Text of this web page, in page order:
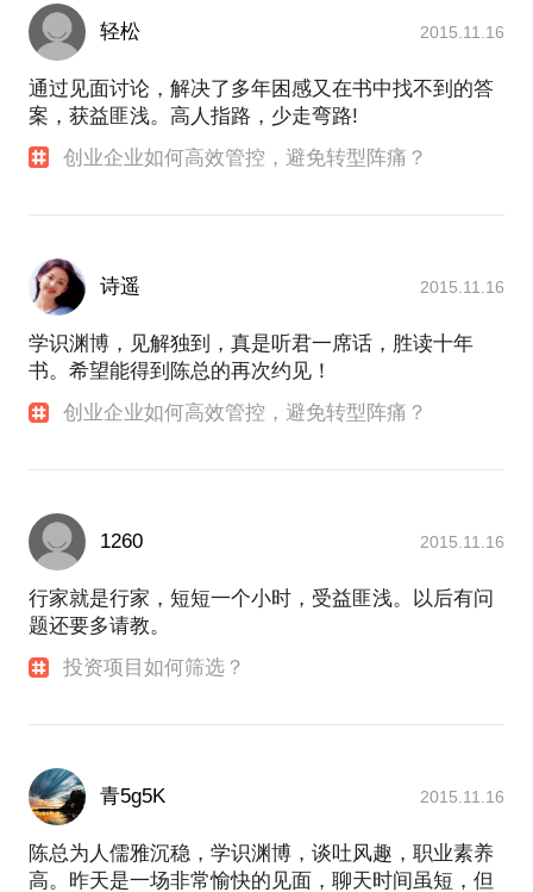
轻松 2015.11.16
通过见面讨论，解决了多年困感又在书中找不到的答
案，获益匪浅。高人指路，少走弯路!
创业企业如何高效管控，避免转型阵痛？
诗遥 2015.11.16
学识渊博，见解独到，真是听君一席话，胜读十年
书。希望能得到陈总的再次约见！
创业企业如何高效管控，避免转型阵痛？
1260 2015.11.16
行家就是行家，短短一个小时，受益匪浅。以后有问
题还要多请教。
投资项目如何筛选？
青5g5K 2015.11.16
陈总为人儒雅沉稳，学识渊博，谈吐风趣，职业素养
高。昨天是一场非常愉快的见面，聊天时间虽短，但